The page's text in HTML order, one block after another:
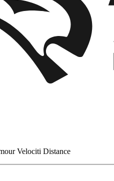
Velociti Distance